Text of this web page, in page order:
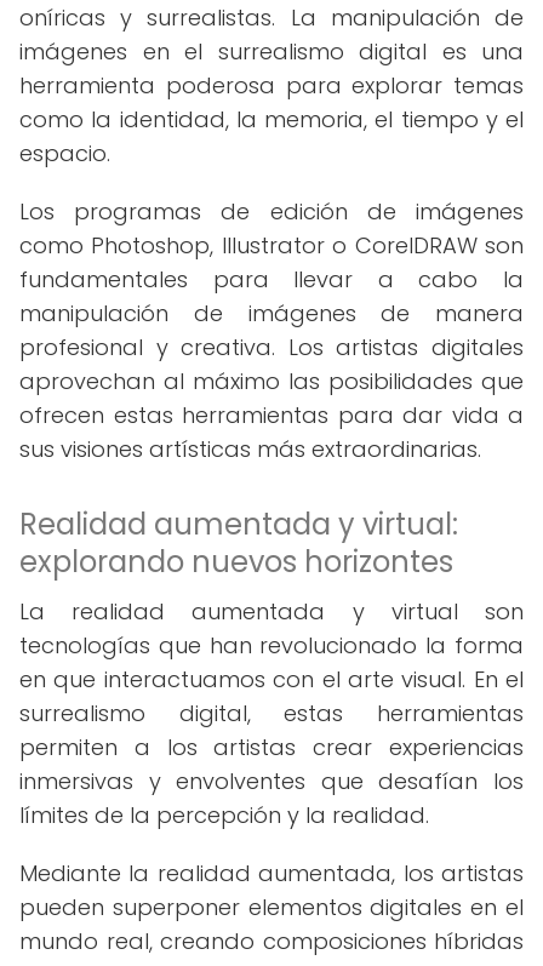
oníricas y surrealistas. La manipulación de
imágenes en el surrealismo digital es una
herramienta poderosa para explorar temas
como la identidad, la memoria, el tiempo y el
espacio.
Los programas de edición de imágenes
como Photoshop, Illustrator o CorelDRAW son
fundamentales para llevar a cabo la
manipulación de imágenes de manera
profesional y creativa. Los artistas digitales
aprovechan al máximo las posibilidades que
ofrecen estas herramientas para dar vida a
sus visiones artísticas más extraordinarias.
Realidad aumentada y virtual:
explorando nuevos horizontes
La realidad aumentada y virtual son
tecnologías que han revolucionado la forma
en que interactuamos con el arte visual. En el
surrealismo digital, estas herramientas
permiten a los artistas crear experiencias
inmersivas y envolventes que desafían los
límites de la percepción y la realidad.
Mediante la realidad aumentada, los artistas
pueden superponer elementos digitales en el
mundo real, creando composiciones híbridas